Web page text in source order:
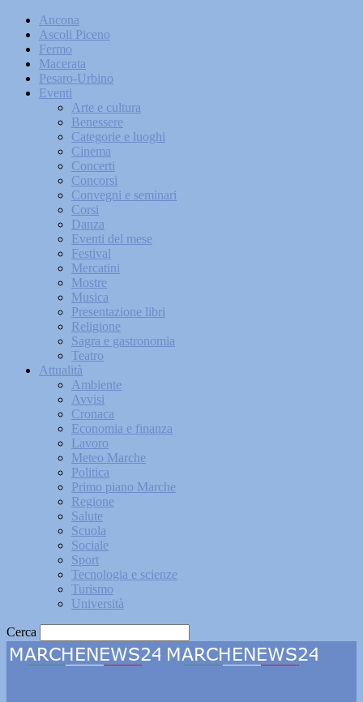
Ancona
Ascoli Piceno
Fermo
Macerata
Pesaro-Urbino
Eventi
Arte e cultura
Benessere
Categorie e luoghi
Cinema
Concerti
Concorsi
Convegni e seminari
Corsi
Danza
Eventi del mese
Festival
Mercatini
Mostre
Musica
Presentazione libri
Religione
Sagra e gastronomia
Teatro
Attualità
Ambiente
Avvisi
Cronaca
Economia e finanza
Lavoro
Meteo Marche
Politica
Primo piano Marche
Regione
Salute
Scuola
Sociale
Sport
Tecnologia e scienze
Turismo
Università
Cerca